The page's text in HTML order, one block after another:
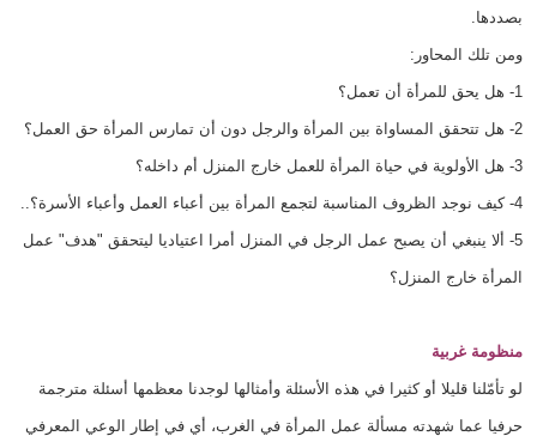
بصددها.
ومن تلك المحاور:
1- هل يحق للمرأة أن تعمل؟
2- هل تتحقق المساواة بين المرأة والرجل دون أن تمارس المرأة حق العمل؟
3- هل الأولوية في حياة المرأة للعمل خارج المنزل أم داخله؟
4- كيف نوجد الظروف المناسبة لتجمع المرأة بين أعباء العمل وأعباء الأسرة؟..
5- ألا ينبغي أن يصبح عمل الرجل في المنزل أمرا اعتياديا ليتحقق "هدف" عمل
المرأة خارج المنزل؟
منظومة غربية
لو تأمّلنا قليلا أو كثيرا في هذه الأسئلة وأمثالها لوجدنا معظمها أسئلة مترجمة
حرفيا عما شهدته مسألة عمل المرأة في الغرب، أي في إطار الوعي المعرفي